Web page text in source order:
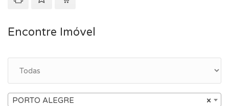
Encontre Imóvel
×
PORTO ALEGRE